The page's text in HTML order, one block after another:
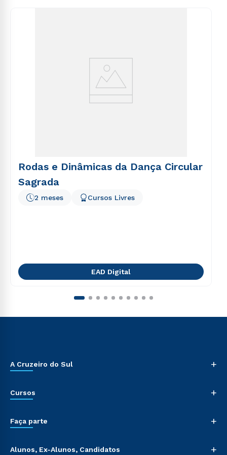
Rodas e Dinâmicas da Dança Circular
Sagrada
2 meses Cursos Livres
EAD Digital
A Cruzeiro do Sul +
Cursos +
Faça parte +
Alunos, Ex-Alunos, Candidatos +